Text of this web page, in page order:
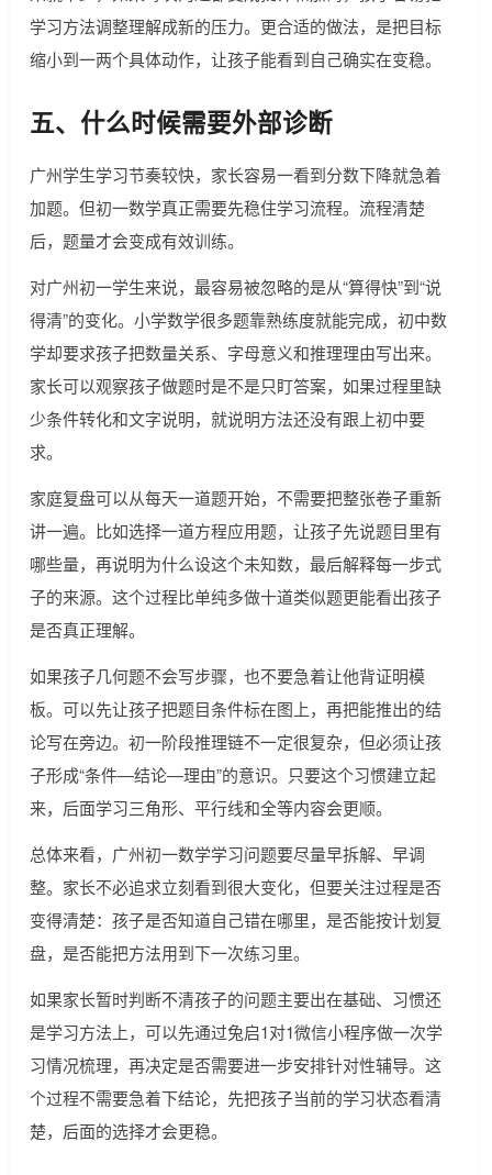
学习方法调整理解成新的压力。更合适的做法，是把目标
缩小到一两个具体动作，让孩子能看到自己确实在变稳。
五、什么时候需要外部诊断
广州学生学习节奏较快，家长容易一看到分数下降就急着
加题。但初一数学真正需要先稳住学习流程。流程清楚
后，题量才会变成有效训练。
对广州初一学生来说，最容易被忽略的是从“算得快”到“说
得清”的变化。小学数学很多题靠熟练度就能完成，初中数
学却要求孩子把数量关系、字母意义和推理理由写出来。
家长可以观察孩子做题时是不是只盯答案，如果过程里缺
少条件转化和文字说明，就说明方法还没有跟上初中要
求。
家庭复盘可以从每天一道题开始，不需要把整张卷子重新
讲一遍。比如选择一道方程应用题，让孩子先说题目里有
哪些量，再说明为什么设这个未知数，最后解释每一步式
子的来源。这个过程比单纯多做十道类似题更能看出孩子
是否真正理解。
如果孩子几何题不会写步骤，也不要急着让他背证明模
板。可以先让孩子把题目条件标在图上，再把能推出的结
论写在旁边。初一阶段推理链不一定很复杂，但必须让孩
子形成“条件—结论—理由”的意识。只要这个习惯建立起
来，后面学习三角形、平行线和全等内容会更顺。
总体来看，广州初一数学学习问题要尽量早拆解、早调
整。家长不必追求立刻看到很大变化，但要关注过程是否
变得清楚：孩子是否知道自己错在哪里，是否能按计划复
盘，是否能把方法用到下一次练习里。
如果家长暂时判断不清孩子的问题主要出在基础、习惯还
是学习方法上，可以先通过兔启1对1微信小程序做一次学
习情况梳理，再决定是否需要进一步安排针对性辅导。这
个过程不需要急着下结论，先把孩子当前的学习状态看清
楚，后面的选择才会更稳。